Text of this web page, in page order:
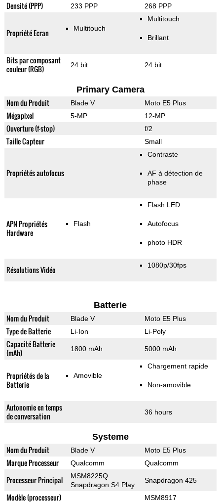
Densité (PPP) 233 PPP 268 PPP
Propriété Ecran Multitouch
Multitouch
Brillant
Bits par composant
couleur (RGB)
24 bit 24 bit
Primary Camera
Nom du Produit Blade V Moto E5 Plus
Mégapixel 5-MP 12-MP
Ouverture (f-stop) f/2
Taille Capteur Small
Propriétés autofocus
Contraste
AF à détection de
phase
APN Propriétés
Hardware
Flash
Flash LED
Autofocus
photo HDR
Résolutions Vidéo 1080p/30fps
Batterie
Nom du Produit Blade V Moto E5 Plus
Type de Batterie Li-Ion Li-Poly
Capacité Batterie
(mAh)
1800 mAh 5000 mAh
Propriétés de la
Batterie
Amovible
Chargement rapide
Non-amovible
Autonomie en temps
de conversation
36 hours
Systeme
Nom du Produit Blade V Moto E5 Plus
Marque Processeur Qualcomm Qualcomm
Processeur Principal
MSM8225Q
Snapdragon S4 Play
Snapdragon 425
Modèle (processeur) MSM8917